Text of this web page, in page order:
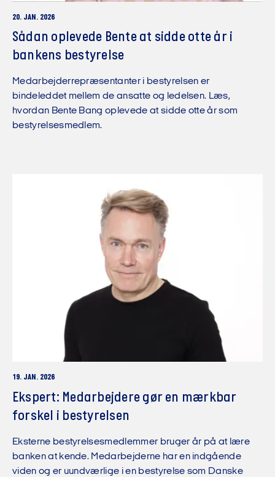
20. JAN. 2026
Sådan oplevede Bente at sidde otte år i
bankens bestyrelse
Medarbejderrepræsentanter i bestyrelsen er
bindeleddet mellem de ansatte og ledelsen. Læs,
hvordan Bente Bang oplevede at sidde otte år som
bestyrelsesmedlem.
19. JAN. 2026
Ekspert: Medarbejdere gør en mærkbar
forskel i bestyrelsen
Eksterne bestyrelsesmedlemmer bruger år på at lære
banken at kende. Medarbejderne har en indgående
viden og er uundværlige i en bestyrelse som Danske